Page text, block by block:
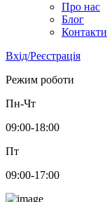
Про нас
Блог
Контакти
Вхід/Реєстрація
Режим роботи
Пн-Чт
09:00-18:00
Пт
09:00-17:00